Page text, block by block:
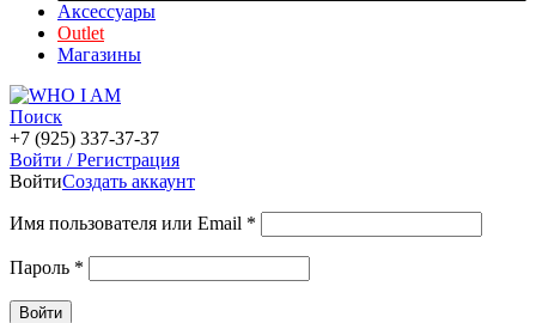
Аксессуары
Outlet
Магазины
Поиск
+7 (925) 337-37-37
Войти / Регистрация
ВойтиСоздать аккаунт
Имя пользователя или Email *
Пароль *
Войти